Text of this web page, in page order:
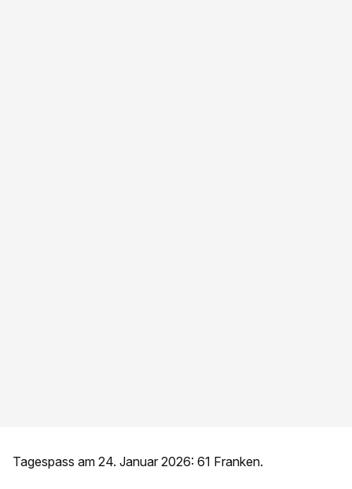
Tagespass am 24. Januar 2026: 61 Franken.